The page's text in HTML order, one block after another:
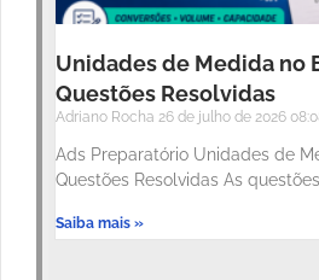
Unidades de Medida no
Questões Resolvidas
Adriano Rocha 26 de julho de 2026
Ads Preparatório Unidades de
Questões Resolvidas As
Saiba mais »